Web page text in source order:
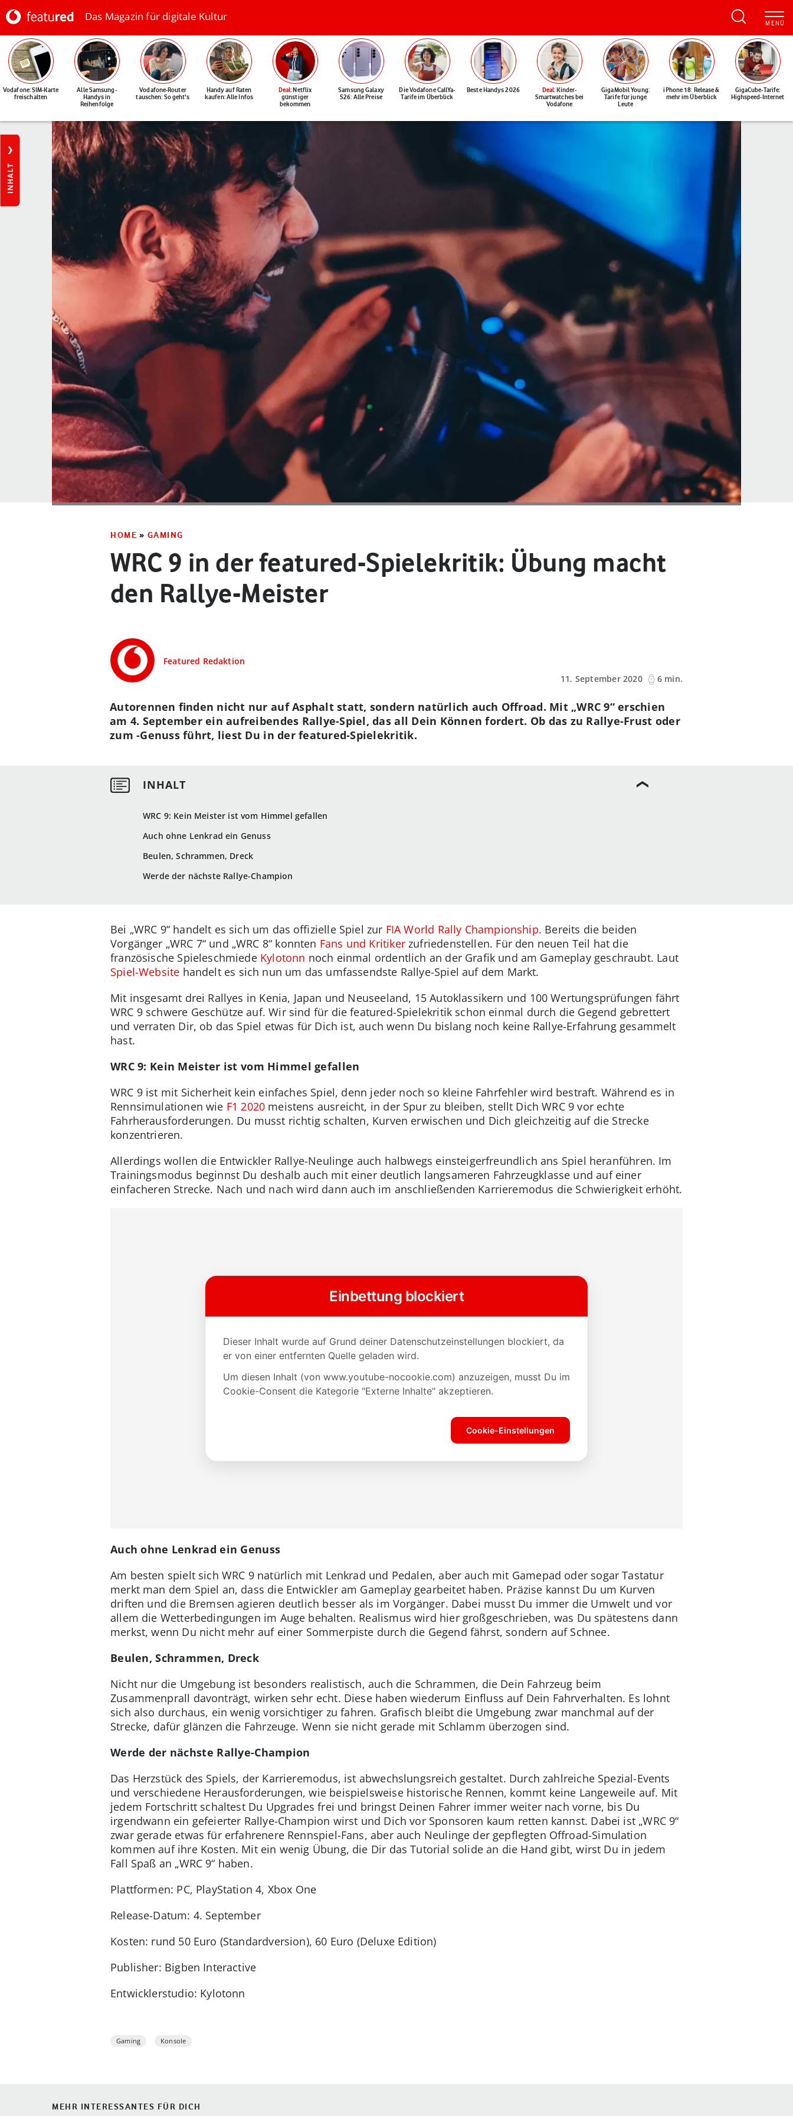
Das Magazin für digitale Kultur
Vodafone: SIM-Karte
freischalten
Alle Samsung-
Handys in
Reihenfolge
Vodafone-Router
tauschen: So geht's
Handy auf Raten
kaufen: Alle Infos
Deal: Netflix
günstiger
bekommen
Samsung Galaxy
S26: Alle Preise
Die Vodafone CallYa-
Tarife im Überblick
Beste Handys 2026 Deal: Kinder-
Smartwatches bei
Vodafone
GigaMobil Young:
Tarife für junge
Leute
iPhone 18: Release &
mehr im Überblick
GigaCube-Tarife:
Highspeed-Internet
INHALT
HOME » GAMING
WRC 9 in der featured-Spielekritik: Übung macht
den Rallye-Meister
Featured Redaktion
11. September 2020
6 min.
WRC 9: Kein Meister ist vom Himmel gefallen
Auch ohne Lenkrad ein Genuss
Beulen, Schrammen, Dreck
Werde der nächste Rallye-Champion
Autorennen finden nicht nur auf Asphalt statt, sondern natürlich auch Offroad. Mit „WRC 9“ erschien
am 4. September ein aufreibendes Rallye-Spiel, das all Dein Können fordert. Ob das zu Rallye-Frust oder
zum -Genuss führt, liest Du in der featured-Spielekritik.
Bei „WRC 9“ handelt es sich um das offizielle Spiel zur FIA World Rally Championship. Bereits die beiden
Vorgänger „WRC 7“ und „WRC 8“ konnten Fans und Kritikerzufriedenstellen. Für den neuen Teil hat die
französische Spieleschmiede Kylotonn noch einmal ordentlich an der Grafik und am Gameplay geschraubt. Laut
Spiel-Website handelt es sich nun um das umfassendste Rallye-Spiel auf dem Markt.
Mit insgesamt drei Rallyes in Kenia, Japan und Neuseeland, 15 Autoklassikern und 100 Wertungsprüfungen fährt
WRC 9 schwere Geschütze auf. Wir sind für die featured-Spielekritik schon einmal durch die Gegend gebrettert
und verraten Dir, ob das Spiel etwas für Dich ist, auch wenn Du bislang noch keine Rallye-Erfahrung gesammelt
hast.
WRC 9: Kein Meister ist vom Himmel gefallen
WRC 9 ist mit Sicherheit kein einfaches Spiel, denn jeder noch so kleine Fahrfehler wird bestraft. Während es in
Rennsimulationen wie F1 2020 meistens ausreicht, in der Spur zu bleiben, stellt Dich WRC 9 vor echte
Fahrherausforderungen. Du musst richtig schalten, Kurven erwischen und Dich gleichzeitig auf die Strecke
konzentrieren.
Allerdings wollen die Entwickler Rallye-Neulinge auch halbwegs einsteigerfreundlich ans Spiel heranführen. Im
Trainingsmodus beginnst Du deshalb auch mit einer deutlich langsameren Fahrzeugklasse und auf einer
einfacheren Strecke. Nach und nach wird dann auch im anschließenden Karrieremodus die Schwierigkeit erhöht.
Auch ohne Lenkrad ein Genuss
Am besten spielt sich WRC 9 natürlich mit Lenkrad und Pedalen, aber auch mit Gamepad oder sogar Tastatur
merkt man dem Spiel an, dass die Entwickler am Gameplay gearbeitet haben. Präzise kannst Du um Kurven
driften und die Bremsen agieren deutlich besser als im Vorgänger. Dabei musst Du immer die Umwelt und vor
allem die Wetterbedingungen im Auge behalten. Realismus wird hier großgeschrieben, was Du spätestens dann
merkst, wenn Du nicht mehr auf einer Sommerpiste durch die Gegend fährst, sondern auf Schnee.
Beulen, Schrammen, Dreck
Nicht nur die Umgebung ist besonders realistisch, auch die Schrammen, die Dein Fahrzeug beim
Zusammenprall davonträgt, wirken sehr echt. Diese haben wiederum Einfluss auf Dein Fahrverhalten. Es lohnt
sich also durchaus, ein wenig vorsichtiger zu fahren. Grafisch bleibt die Umgebung zwar manchmal auf der
Strecke, dafür glänzen die Fahrzeuge. Wenn sie nicht gerade mit Schlamm überzogen sind.
Werde der nächste Rallye-Champion
Das Herzstück des Spiels, der Karrieremodus, ist abwechslungsreich gestaltet. Durch zahlreiche Spezial-Events
und verschiedene Herausforderungen, wie beispielsweise historische Rennen, kommt keine Langeweile auf. Mit
jedem Fortschritt schaltest Du Upgrades frei und bringst Deinen Fahrer immer weiter nach vorne, bis Du
irgendwann ein gefeierter Rallye-Champion wirst und Dich vor Sponsoren kaum retten kannst. Dabei ist „WRC 9“
zwar gerade etwas für erfahrenere Rennspiel-Fans, aber auch Neulinge der gepflegten Offroad-Simulation
kommen auf ihre Kosten. Mit ein wenig Übung, die Dir das Tutorial solide an die Hand gibt, wirst Du in jedem
Fall Spaß an „WRC 9“ haben.
Plattformen: PC, PlayStation 4, Xbox One
Release-Datum: 4. September
Kosten: rund 50 Euro (Standardversion), 60 Euro (Deluxe Edition)
Publisher: Bigben Interactive
Entwicklerstudio: Kylotonn
Gaming Konsole
MEHR INTERESSANTES FÜR DICH